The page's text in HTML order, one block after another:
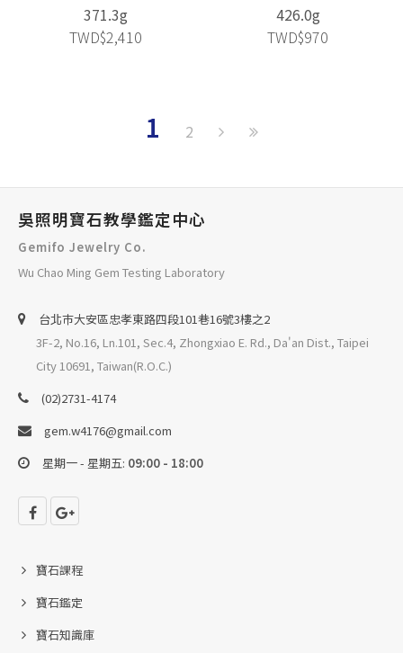
371.3g
TWD$2,410
426.0g
TWD$970
1 2
吳照明寶石教學鑑定中心
Gemifo Jewelry Co.
Wu Chao Ming Gem Testing Laboratory
台北巿大安區忠孝東路四段101巷16號3樓之2
3F-2, No.16, Ln.101, Sec.4, Zhongxiao E. Rd., Da'an Dist., Taipei
City 10691, Taiwan(R.O.C.)
(02)2731-4174
gem.w4176@gmail.com
星期一 - 星期五: 09:00 - 18:00
寶石課程
寶石鑑定
寶石知識庫